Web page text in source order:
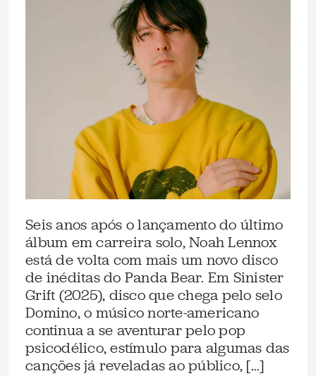
Seis anos após o lançamento do último
álbum em carreira solo, Noah Lennox
está de volta com mais um novo disco
de inéditas do Panda Bear. Em Sinister
Grift (2025), disco que chega pelo selo
Domino, o músico norte-americano
continua a se aventurar pelo pop
psicodélico, estímulo para algumas das
canções já reveladas ao público, […]